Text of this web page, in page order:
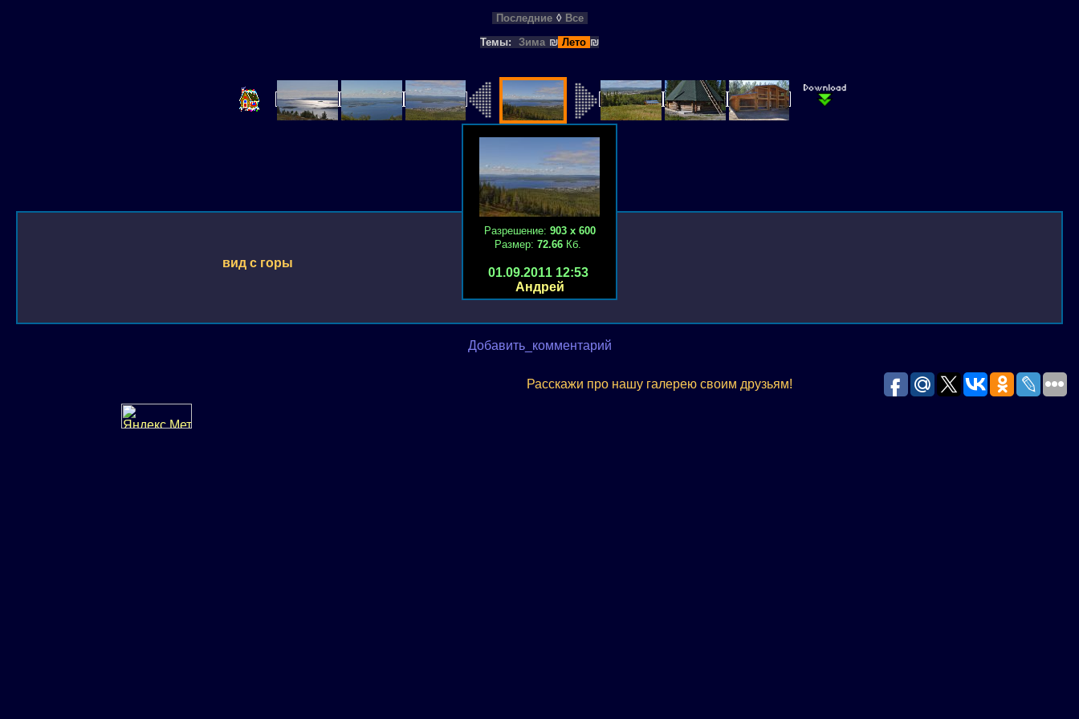
Последние ◊ Все
Темы:
Зима ₪ Лето ₪
Разрешение: 903 х 600
Размер: 72.66 Кб.
01.09.2011 12:53
Андрей
вид с горы
Добавить_комментарий
Расскажи про нашу галерею своим друзьям!